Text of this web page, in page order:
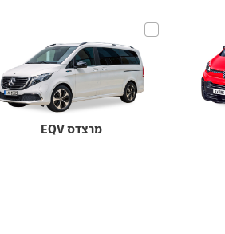
מרצדס EQV